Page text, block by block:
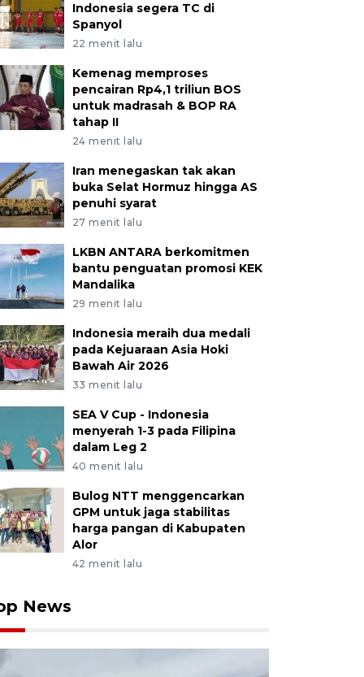
Indonesia segera TC di
Spanyol
22 menit lalu
Kemenag memproses
pencairan Rp4,1 triliun BOS
untuk madrasah & BOP RA
tahap II
24 menit lalu
Iran menegaskan tak akan
buka Selat Hormuz hingga AS
penuhi syarat
27 menit lalu
LKBN ANTARA berkomitmen
bantu penguatan promosi KEK
Mandalika
29 menit lalu
Indonesia meraih dua medali
pada Kejuaraan Asia Hoki
Bawah Air 2026
33 menit lalu
SEA V Cup - Indonesia
menyerah 1-3 pada Filipina
dalam Leg 2
40 menit lalu
Bulog NTT menggencarkan
GPM untuk jaga stabilitas
harga pangan di Kabupaten
Alor
42 menit lalu
News